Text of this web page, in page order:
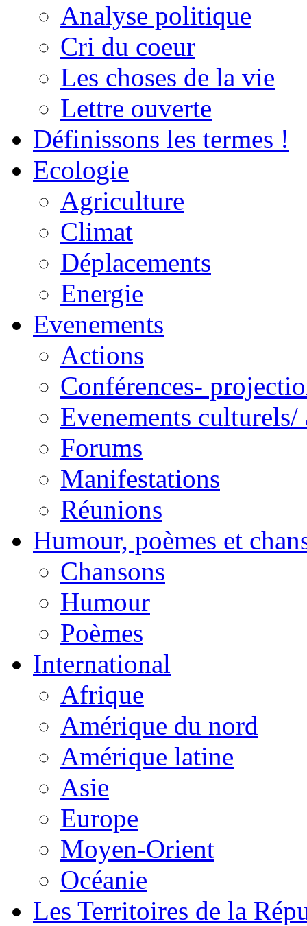
Analyse politique
Cri du coeur
Les choses de la vie
Lettre ouverte
Définissons les termes !
Ecologie
Agriculture
Climat
Déplacements
Energie
Evenements
Actions
Conférences-
Evenements culturels/
Forums
Manifestations
Réunions
Humour, poèmes et
Chansons
Humour
Poèmes
International
Afrique
Amérique du nord
Amérique latine
Asie
Europe
Moyen-Orient
Océanie
Les Territoires de la